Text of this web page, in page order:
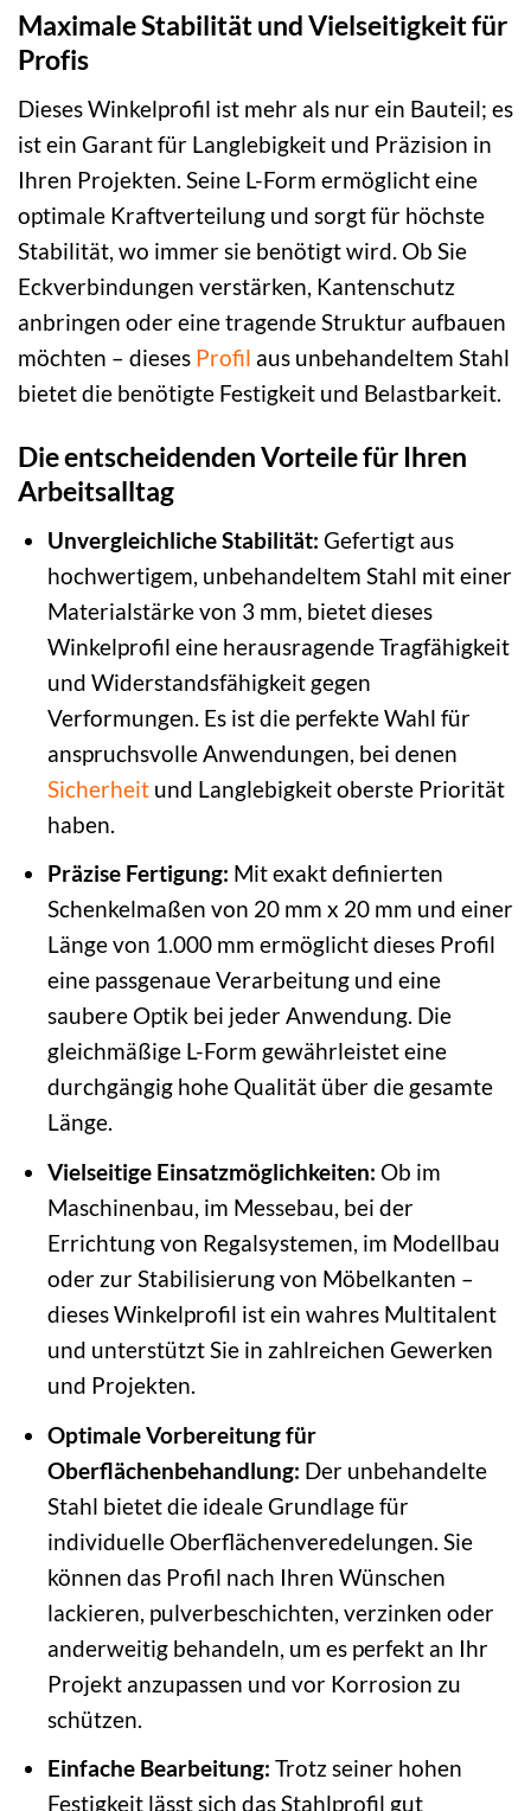
Maximale Stabilität und Vielseitigkeit für
Profis
Dieses Winkelprofil ist mehr als nur ein Bauteil; es
ist ein Garant für Langlebigkeit und Präzision in
Ihren Projekten. Seine L-Form ermöglicht eine
optimale Kraftverteilung und sorgt für höchste
Stabilität, wo immer sie benötigt wird. Ob Sie
Eckverbindungen verstärken, Kantenschutz
anbringen oder eine tragende Struktur aufbauen
möchten – dieses Profil aus unbehandeltem Stahl
bietet die benötigte Festigkeit und Belastbarkeit.
Die entscheidenden Vorteile für Ihren
Arbeitsalltag
Unvergleichliche Stabilität: Gefertigt aus
hochwertigem, unbehandeltem Stahl mit einer
Materialstärke von 3 mm, bietet dieses
Winkelprofil eine herausragende Tragfähigkeit
und Widerstandsfähigkeit gegen
Verformungen. Es ist die perfekte Wahl für
anspruchsvolle Anwendungen, bei denen
Sicherheitund Langlebigkeit oberste Priorität
haben.
Präzise Fertigung: Mit exakt definierten
Schenkelmaßen von 20 mm x 20 mm und einer
Länge von 1.000 mm ermöglicht dieses Profil
eine passgenaue Verarbeitung und eine
saubere Optik bei jeder Anwendung. Die
gleichmäßige L-Form gewährleistet eine
durchgängig hohe Qualität über die gesamte
Länge.
Vielseitige Einsatzmöglichkeiten: Ob im
Maschinenbau, im Messebau, bei der
Errichtung von Regalsystemen, im Modellbau
oder zur Stabilisierung von Möbelkanten –
dieses Winkelprofil ist ein wahres Multitalent
und unterstützt Sie in zahlreichen Gewerken
und Projekten.
Optimale Vorbereitung für
Oberflächenbehandlung: Der unbehandelte
Stahl bietet die ideale Grundlage für
individuelle Oberflächenveredelungen. Sie
können das Profil nach Ihren Wünschen
lackieren, pulverbeschichten, verzinken oder
anderweitig behandeln, um es perfekt an Ihr
Projekt anzupassen und vor Korrosion zu
schützen.
Einfache Bearbeitung: Trotz seiner hohen
Festigkeit lässt sich das Stahlprofil gut